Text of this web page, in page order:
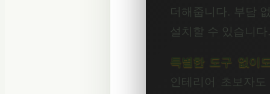
더해줍니다. 부담
설치할 수 있습니다.
특별한 도구 없이
인테리어 초보자